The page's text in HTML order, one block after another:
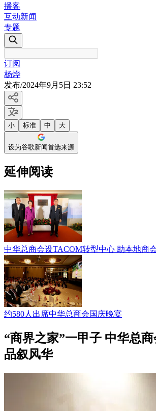
播客
互动新闻
专题
订阅
杨烨
发布/2024年9月5日 23:52
小 标准 中 大
设为谷歌新闻首选来源
延伸阅读
中华总商会设TACOM转型中心 助本地商
约580人出席中华总商会国庆晚宴
“商界之家”一甲子 中华总
品叙风华